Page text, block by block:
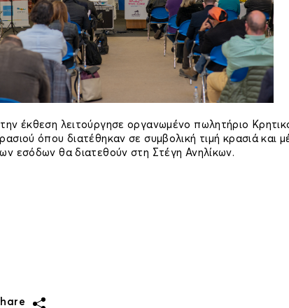
έκθεση λειτούργησε οργανωμένο πωλητήριο
όπου διατέθηκαν σε συμβολική τιμή κρασιά και
εσόδων θα διατεθούν στη Στέγη Ανηλίκων.